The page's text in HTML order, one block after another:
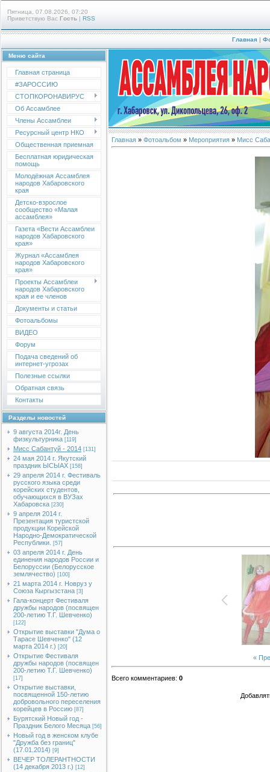
Пятница, 07.08.2026, 07:20
Приветствую Вас Гость | RSS
Главная |
Меню сайта
Главная страница
#ЗАРОССИЮ
СТОПКОРОНАВИРУС
Об Ассамблее
Члены Ассамблеи
Ресурсный центр НКО
Общественная приемная
Бесплатная юридическая
помощь
Молодёжная Ассамблея
народов Хабаровского
края
Детско-взрослое
сообщество «Малая
ассамблея»
Газета «Вести Ассамблеи
народов Хабаровского
края»
Журнал «Ассамблея
народов Хабаровского
края»
Проекты Ассамблеи
народов Хабаровского
края и ее членов
Документы и статьи
Фотоальбомы
ВИДЕО
Форум
Подача сведений об
интернет-угрозах
Полезные ссылки
Обратная связь
Контакты
Разделы новостей
9 августа 2014г. День
физкультурника [119]
Мисс Сабантуй - 2014 [131]
24 мая 2014 г. Якутский
праздник ЫСЫАХ [158]
29 апреля 2014 г. Фестиваль
русского языка среди
корейских студентов,
обучающихся в ВУЗах
Хабаровска [230]
9 апреля 2014 г.
Презентация туристской
продукции Корейской
Народно-Демократической
Республики.
[57]
03 апреля 2014 г. День
единения народов России и
Белоруссии (Белорусское
землячество) [100]
21 марта 2014 г. Новруз у
Союза Кыргызстана [3]
Гала-концерт Фестиваля
дружбы народов (посвящен
200-летию Т.Г. Шевченко)
[122]
Открытие выставки "Дума о
Тарасе Шевченко" (12
марта 2014 г.) [20]
Открытие Фестиваля
дружбы народов (посвящен
200-летию Т.Г. Шевченко)
[17]
Открытие выставки,
посвященной 150-летию
добровольного переселения
корейцев в Россию [87]
Бурятский Новый год -
Праздник Белого Месяца [56]
Новый год в женском клубе
"Дружба без границ"
(17.01.2014) [9]
ВЕЧЕР ТОЛЕРАНТНОСТИ
(14 декабря 2013 г.) [12]
Главная » Фотоальбом » Мероприятия » Мисс
«
Всего комментариев: 0